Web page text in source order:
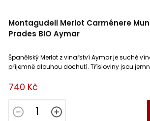
Montagudell Merlot Carménere
Prades BIO Aymar
740 Kč
Španělský Merlot z vinařství Aymar je suché
příjemně dlouhou dochutí. Třísloviny jsou